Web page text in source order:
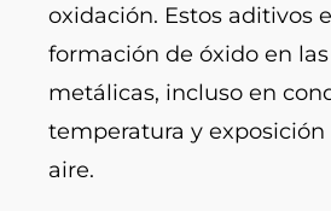
oxidación. Estos aditivos
formación de óxido en
metálicas, incluso en
temperatura y
aire.